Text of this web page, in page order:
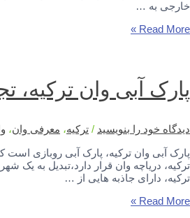
خارجی به …
پارک
وان،
پارک
آبی
و
وان
ترکیه
Read More »
پارک آبی وان
دیدگاه‌ خود را بنویسید / ترکیه، معرفی وان،
پارک آبی وان ترکیه، پارک آبی روبازی است
ترکیه، دریاچه وان قرار دارد،تبدیل به
ترکیه، دارای جاذبه هایی از …
پارک
Read More »